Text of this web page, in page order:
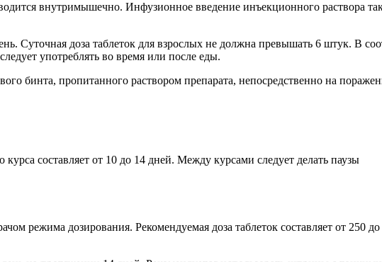
внутримышечно. Инфузионное введение инъекционного раствора
Суточная доза таблеток для взрослых не должна превышать 6 штук. В
употреблять во время или после еды.
бинта, пропитанного раствором препарата, непосредственно на
составляет от 10 до 14 дней. Между курсами следует делать паузы
режима дозирования. Рекомендуемая доза таблеток составляет от 250